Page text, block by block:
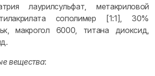
лаурилсульфат, метакриловой
сополимер [1:1], 30%
макрогол 6000, титана диоксид,
вещества: